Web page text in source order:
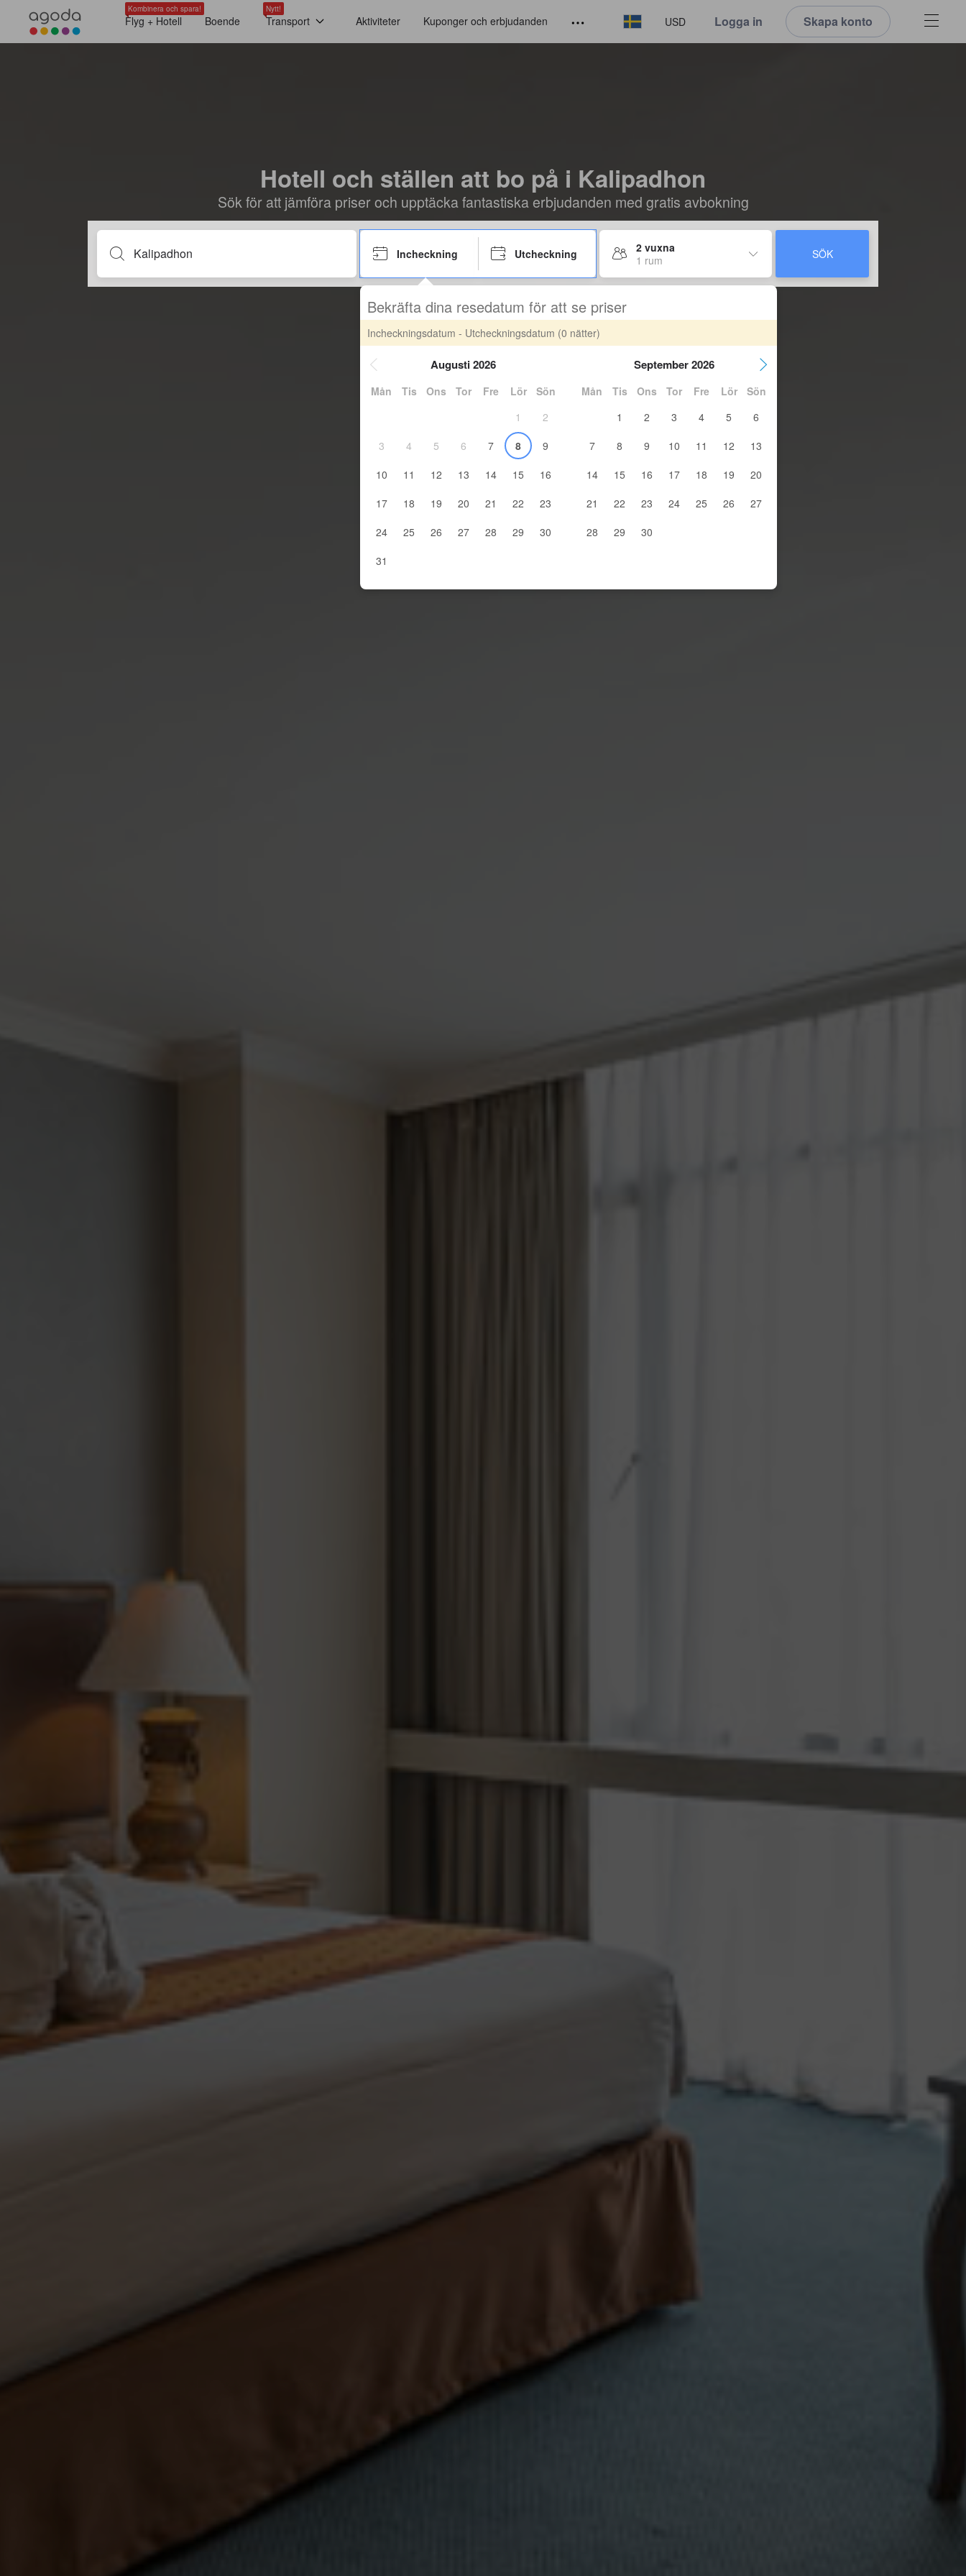
Kombinera och spara!
Flyg + Hotell Boende
Nytt!
Transport Aktiviteter Kuponger och erbjudanden USD Logga in Skapa konto
Hotell och ställen att bo på i Kalipadhon
Sök för att jämföra priser och upptäcka fantastiska erbjudanden med gratis avbokning
Incheckning Utcheckning
2 vuxna
1 rum
SÖK
Bekräfta dina resedatum för att se priser
Incheckningsdatum - Utcheckningsdatum (0 nätter)
Augusti 2026
Mån Tis Ons Tor Fre Lör
Sön
1
2
3
4 5 6 7 8
9
10
11 12 13 14 15
16
17
18 19 20 21 22
23
24
25 26 27 28 29
30
31
September 2026
Mån Tis Ons Tor Fre Lör
Sön
1
2 3 4 5
6
7
8 9 10 11 12
13
14
15 16 17 18 19
20
21
22 23 24 25 26
27
28
29 30